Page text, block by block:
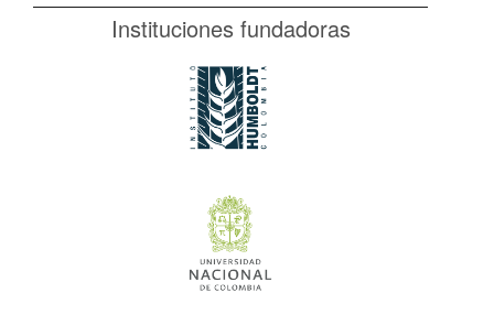
Instituciones fundadoras